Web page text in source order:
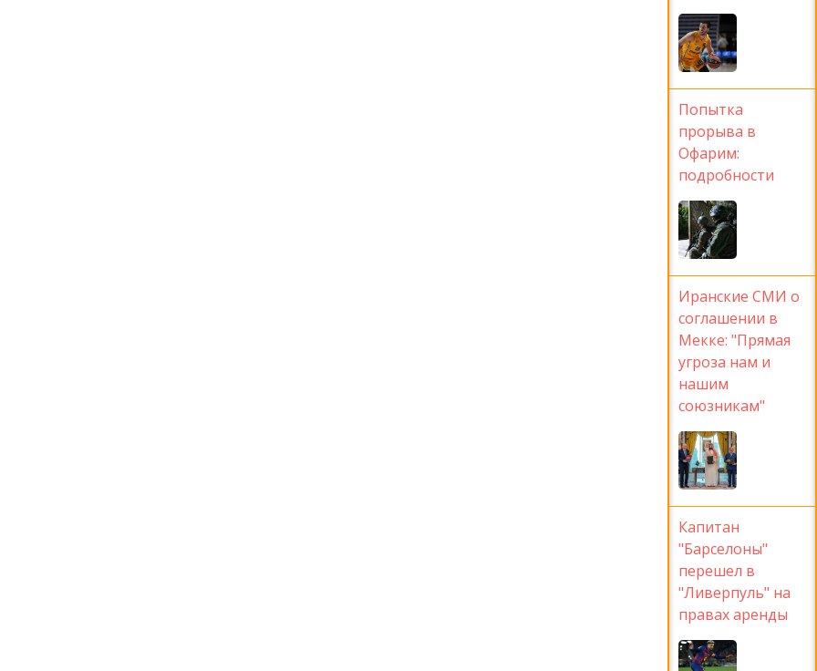
Попытка
прорыва в
Офарим:
подробности
Иранские СМИ о
соглашении в
Мекке: "Прямая
угроза нам и
нашим
союзникам"
Капитан
"Барселоны"
перешел в
"Ливерпуль" на
правах аренды